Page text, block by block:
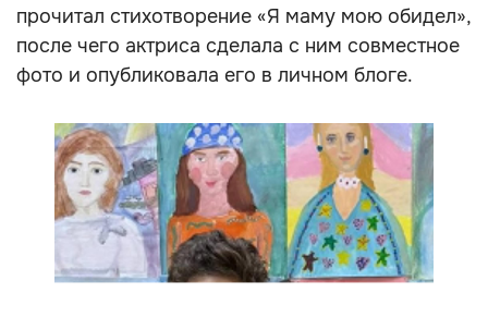
прочитал стихотворение «Я маму мою обидел»,
после чего актриса сделала с ним совместное
фото и опубликовала его в личном блоге.